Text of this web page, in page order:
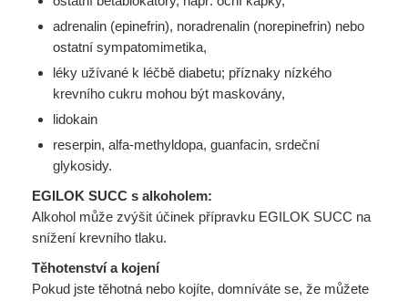
adrenalin (epinefrin), noradrenalin (norepinefrin) nebo
ostatní sympatomimetika,
léky užívané k léčbě diabetu; příznaky nízkého
krevního cukru mohou být maskovány,
lidokain
reserpin, alfa-methyldopa, guanfacin, srdeční
glykosidy.
EGILOK SUCC s alkoholem:
Alkohol může zvýšit účinek přípravku EGILOK SUCC na
snížení krevního tlaku.
Těhotenství a kojení
Pokud jste těhotná nebo kojíte, domníváte se, že můžete